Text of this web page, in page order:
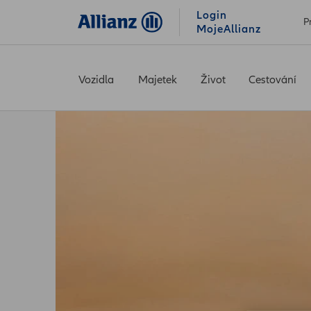
Login
MojeAllianz
Vozidla Majetek Život Cestování